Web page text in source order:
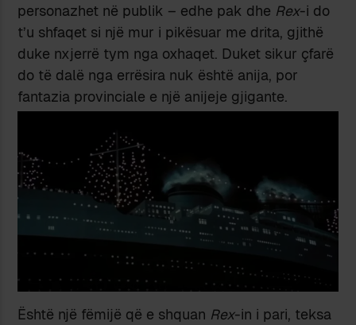
personazhet në publik – edhe pak dhe Rex-i do
t’u shfaqet si një mur i pikësuar me drita, gjithë
duke nxjerrë tym nga oxhaqet. Duket sikur çfarë
do të dalë nga errësira nuk është anija, por
fantazia provinciale e një anijeje gjigante.
Është një fëmijë që e shquan Rex-in i pari, teksa